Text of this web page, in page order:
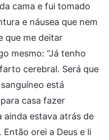
cama e fui tomado
e náusea que nem
que me deitar
mesmo: “Já tenho
cerebral. Será que
está
casa fazer
estava atrás de
orei a Deus e li